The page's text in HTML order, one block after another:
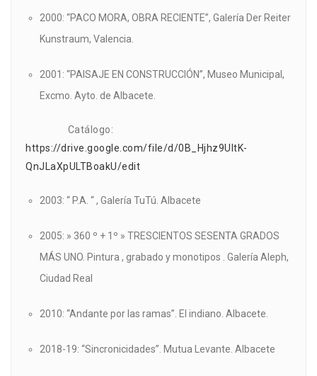
2000: “PACO MORA, OBRA RECIENTE”, Galería Der Reiter
Kunstraum, Valencia.
2001: “PAISAJE EN CONSTRUCCIÓN”, Museo Municipal,
Excmo. Ayto. de Albacete.
Catálogo:
https://drive.google.com/file/d/0B_Hjhz9UltK-
QnJLaXpULTBoakU/edit
2003: “ P.A. “ , Galería TuTú. Albacete
2005: » 360 º + 1º » TRESCIENTOS SESENTA GRADOS
MÁS UNO. Pintura , grabado y monotipos . Galería Aleph,
Ciudad Real
2010: “Andante por las ramas”. El indiano. Albacete.
2018-19: “Sincronicidades”. Mutua Levante. Albacete